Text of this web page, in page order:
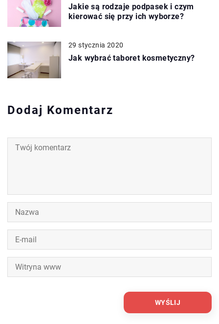
Jakie są rodzaje podpasek i czym
kierować się przy ich wyborze?
29 stycznia 2020
Jak wybrać taboret kosmetyczny?
Dodaj Komentarz